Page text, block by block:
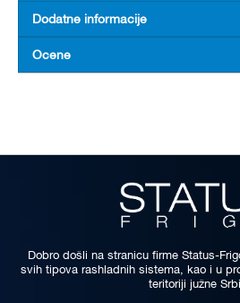
Dodatne informacije
Ocene
Dobro došli na stranicu firme Status-
svih tipova rashladnih sistema, kao i u
teritoriji južne